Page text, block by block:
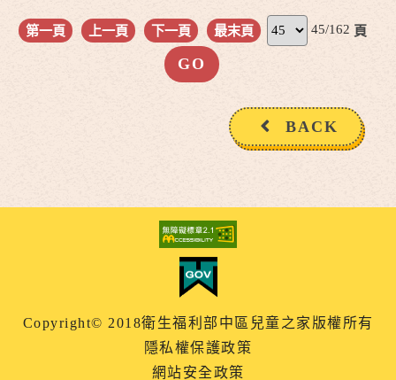
第一頁 上一頁 下一頁 最末頁 45/162 頁
BACK
Copyright© 2018衛生福利部中區兒童之家版權所有
隱私權保護政策
網站安全政策